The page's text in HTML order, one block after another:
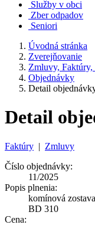
Služby v obci
Zber odpadov
Seniori
Úvodná stránka
Zverejňovanie
Zmluvy,
Objednávky
Detail
Detail
Faktúry | Zmluvy
Číslo objednávky:
11/2025
Popis plnenia:
komínová
BD 310
Cena: